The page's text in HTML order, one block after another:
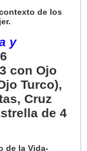
de los
y
con Ojo
Turco),
Cruz
de 4
de la Vida-